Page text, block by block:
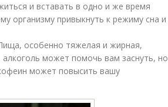
и вставать в одно и же время
организму привыкнуть к режиму сна и
особенно тяжелая и жирная,
может помочь вам заснуть, но
может повысить вашу